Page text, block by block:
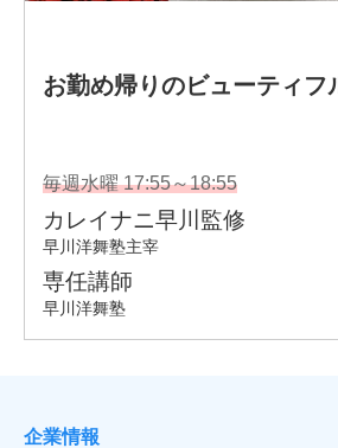
企業情報